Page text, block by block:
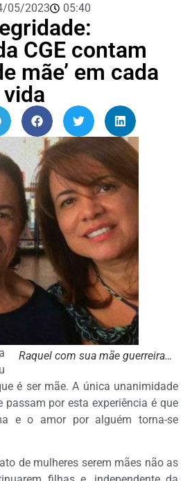
05/2023 05:40
CGE contam
mãe’ em cada
Raquel com sua mãe guerreira…
é ser mãe. A única unanimidade
passam por esta experiência é que
e o amor por alguém torna-se
de mulheres serem mães não as